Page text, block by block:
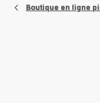
Boutique en ligne